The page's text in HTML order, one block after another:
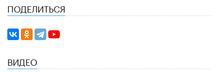
ПОДЕЛИТЬСЯ
ВИДЕО